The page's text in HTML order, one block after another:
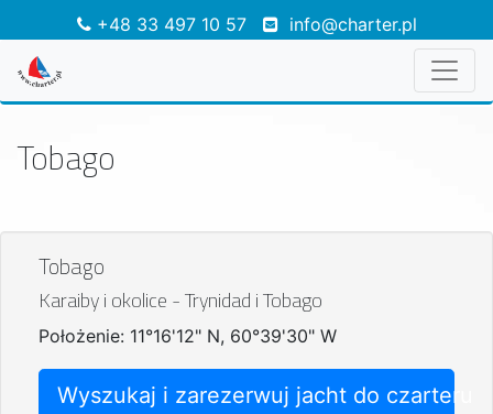
+48 33 497 10 57 info@charter.pl
Tobago
Tobago
Karaiby i okolice - Trynidad i Tobago
Położenie: 11°16'12" N, 60°39'30" W
Wyszukaj i zarezerwuj jacht do czarteru